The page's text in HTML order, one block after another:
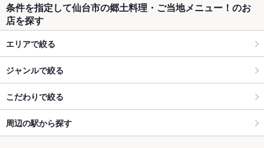
条件を指定して仙台市の郷土料理・ご当地メニュー！のお
店を探す
エリアで絞る
ジャンルで絞る
こだわりで絞る
周辺の駅から探す